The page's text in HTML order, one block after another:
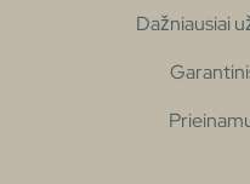
Dažniausiai